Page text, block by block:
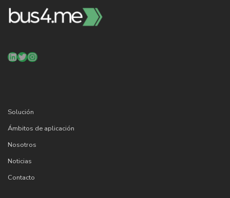
Solución
Ámbitos de aplicación
Nosotros
Noticias
Contacto